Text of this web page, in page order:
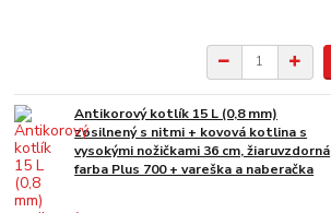
Antikorový kotlík 15 L (0,8 mm)
zosilnený s nitmi + kovová kotlina s
vysokými nožičkami 36 cm, žiaruvzdorná
farba Plus 700 + vareška a naberačka